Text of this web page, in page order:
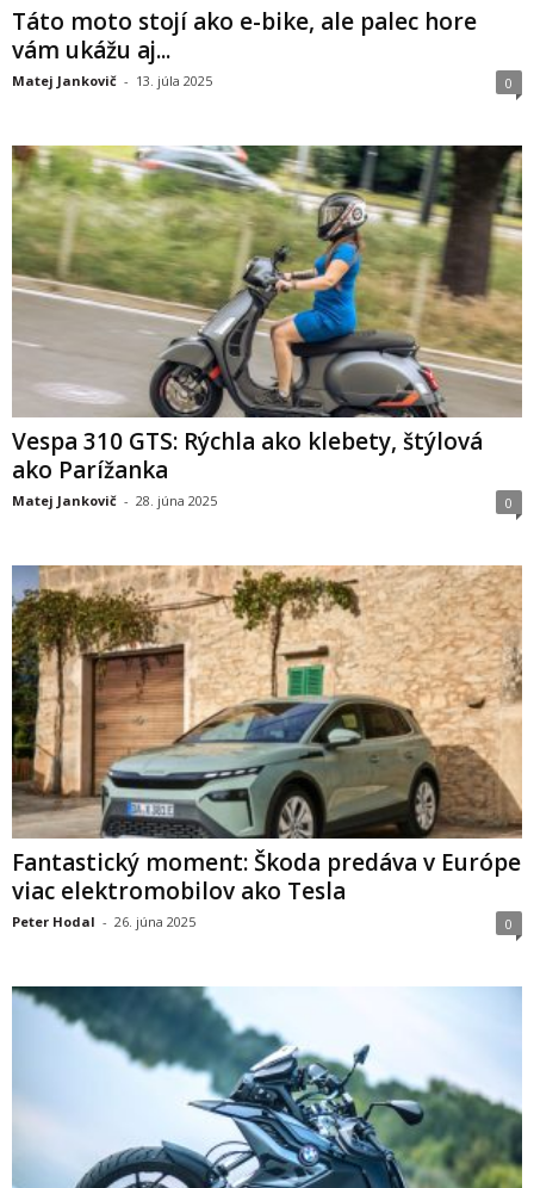
Táto moto stojí ako e-bike, ale palec hore
vám ukážu aj...
Matej Jankovič - 13. júla 2025 0
Vespa 310 GTS: Rýchla ako klebety, štýlová
ako Parížanka
Matej Jankovič - 28. júna 2025 0
Fantastický moment: Škoda predáva v Európe
viac elektromobilov ako Tesla
Peter Hodal - 26. júna 2025 0